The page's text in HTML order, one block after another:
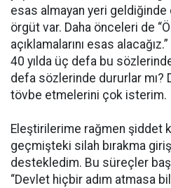
esas almayan yeri
örgüt var. Daha önceleri de
açıklamalarını esas
40 yılda üç defa bu
defa sözlerinde dururlar mı?
tövbe etmelerini çok isterim.
Eleştirilerime rağmen şiddet
geçmişteki silah bırakma
destekledim. Bu süreçler
“Devlet hiçbir adım atmasa